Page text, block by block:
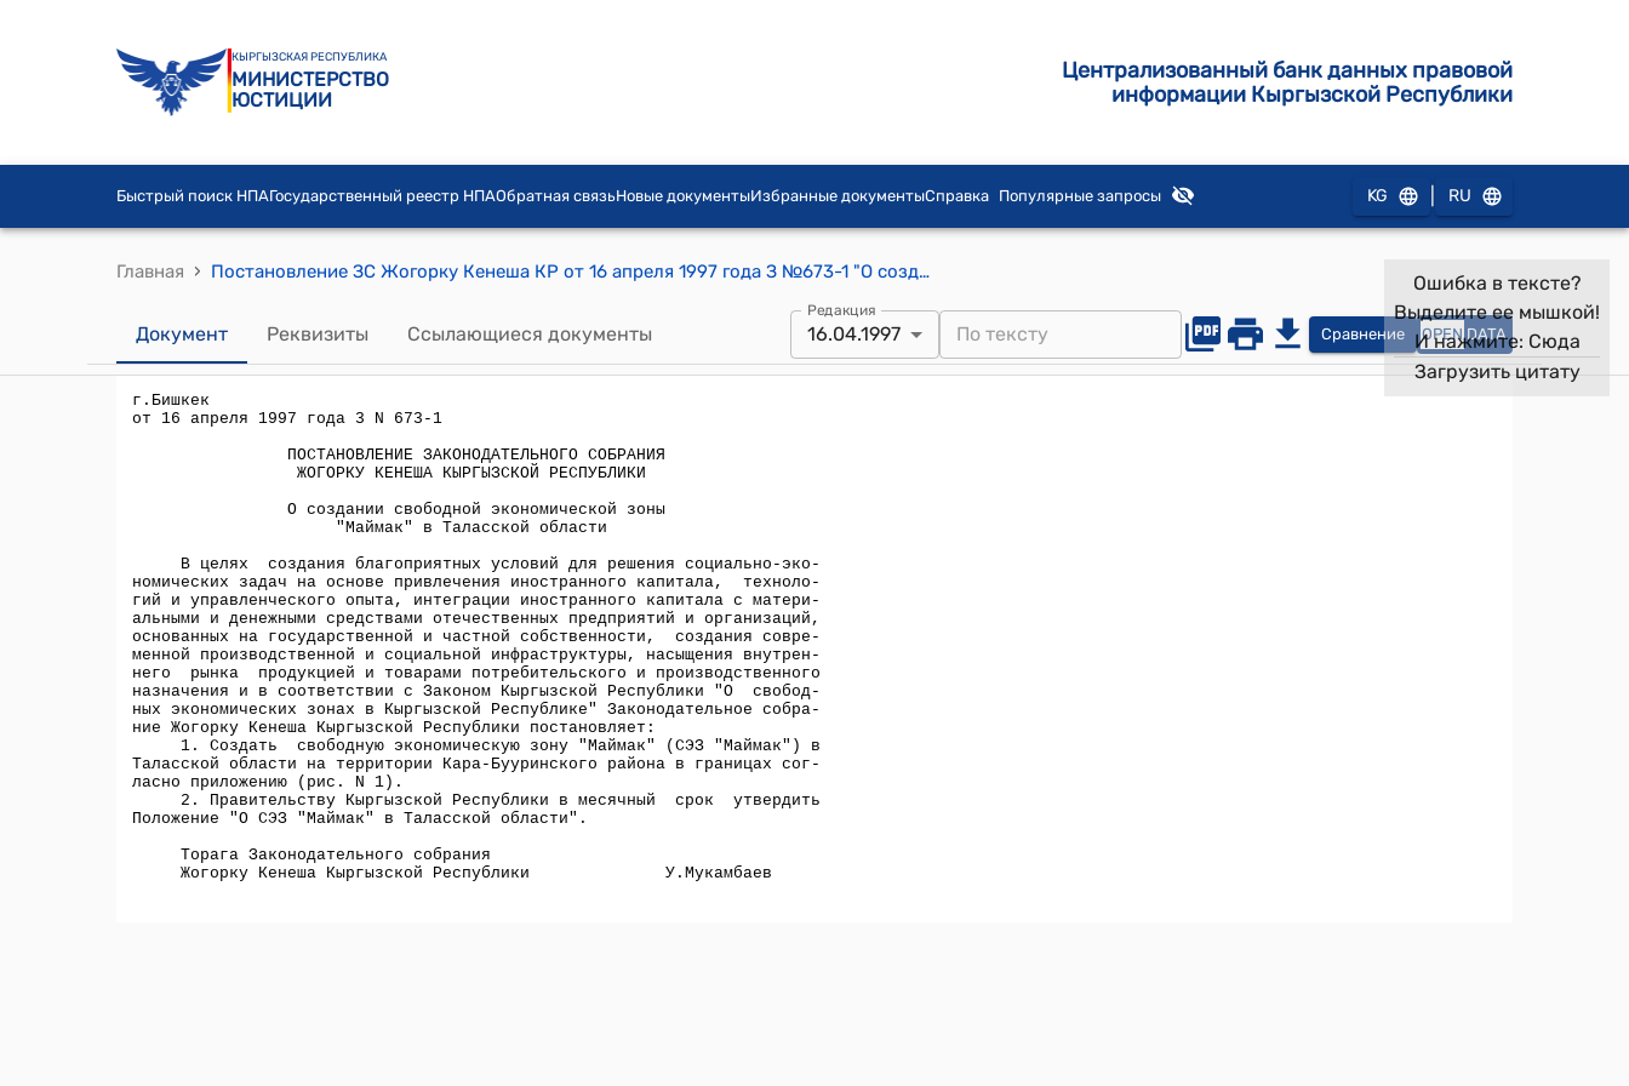
КЫРГЫЗСКАЯ РЕСПУБЛИКА
МИНИСТЕРСТВО
ЮСТИЦИИ
Централизованный банк данных правовой
информации Кыргызской Республики
Быстрый поиск НПАГосударственный реестр НПАОбратная связьНовые документыИзбранные документыСправка Популярные запросы KG RU
Главная › Постановление ЗС Жогорку Кенеша КР от 16 апреля 1997 года З №673-1 "О создании свободной экономической зоны "Маймак" в Таласской области"
Документ Реквизиты Ссылающиеся документы
Редакция
16.04.1997 Сравнение OPEN DATA
Ошибка в тексте?
Выделите ее мышкой!
И нажмите: Сюда
Загрузить цитату